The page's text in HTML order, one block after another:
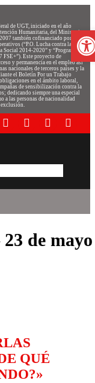
de UGT, iniciado en el año
Humanitaria, del Ministerio
también cofinanciado por el
(“P.O. Lucha contra la
2014-2020” y “Programa de
Este proyecto de
y permanencia en el empleo así
nacionales de terceros países y la
el Boletín Por un Trabajo
en el ámbito laboral,
de sensibilización contra la
dedicando siempre una especial
a las personas de nacionalidad
exclusión.
de mayo
QUÉ